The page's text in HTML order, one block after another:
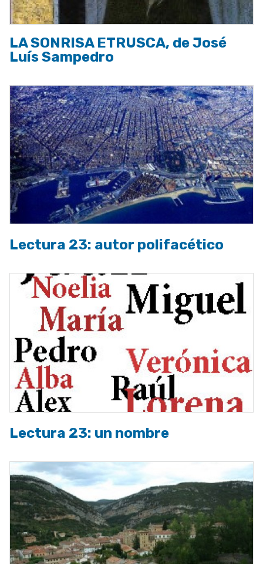
LA SONRISA ETRUSCA, de José
Luís Sampedro
Lectura 23: autor polifacético
Lectura 23: un nombre